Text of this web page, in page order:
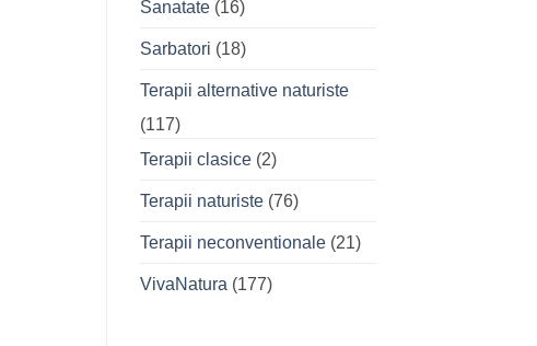
Sanatate(16)
Sarbatori (18)
Terapii alternative naturiste
(117)
Terapii clasice(2)
Terapii naturiste(76)
Terapii neconventionale(21)
VivaNatura (177)